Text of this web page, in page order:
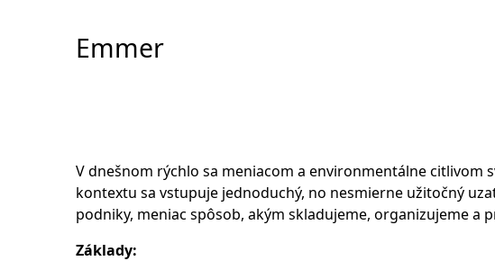
Emmer
V dnešnom rýchlo sa meniacom a environmentálne
kontextu sa vstupuje jednoduchý, no nesmierne užitočný
podniky, meniac spôsob, akým skladujeme, organizujeme a
Základy: